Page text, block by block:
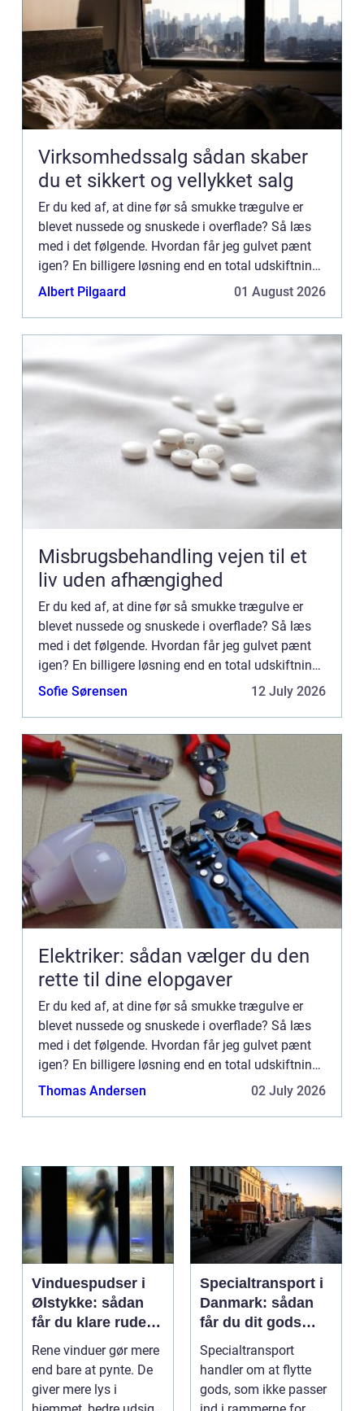
Virksomhedssalg sådan skaber
du et sikkert og vellykket salg
Er du ked af, at dine før så smukke trægulve er
blevet nussede og snuskede i overflade? Så læs
med i det følgende. Hvordan får jeg gulvet pænt
igen? En billigere løsning end en total udskiftning
af dit gamle trægulv er en gulvafslibning. Med en
Albert Pilgaard 01 August 2026
Misbrugsbehandling vejen til et
liv uden afhængighed
Er du ked af, at dine før så smukke trægulve er
blevet nussede og snuskede i overflade? Så læs
med i det følgende. Hvordan får jeg gulvet pænt
igen? En billigere løsning end en total udskiftning
af dit gamle trægulv er en gulvafslibning. Med en
Sofie Sørensen 12 July 2026
Elektriker: sådan vælger du den
rette til dine elopgaver
Er du ked af, at dine før så smukke trægulve er
blevet nussede og snuskede i overflade? Så læs
med i det følgende. Hvordan får jeg gulvet pænt
igen? En billigere løsning end en total udskiftning
af dit gamle trægulv er en gulvafslibning. Med en
Thomas Andersen 02 July 2026
Vinduespudser i
Ølstykke: sådan
får du klare ruder
året rundt
Rene vinduer gør mere
end bare at pynte. De
giver mere lys i
Specialtransport i
Danmark: sådan
får du dit gods
sikkert frem
Specialtransport
handler om at flytte
gods, som ikke passer